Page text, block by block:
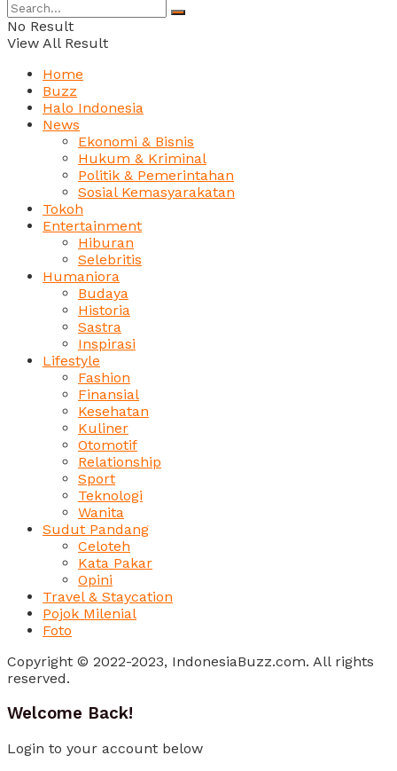
No Result
View All Result
Home
Buzz
Halo Indonesia
News
Ekonomi & Bisnis
Hukum & Kriminal
Politik & Pemerintahan
Sosial Kemasyarakatan
Tokoh
Entertainment
Hiburan
Selebritis
Humaniora
Budaya
Historia
Sastra
Inspirasi
Lifestyle
Fashion
Finansial
Kesehatan
Kuliner
Otomotif
Relationship
Sport
Teknologi
Wanita
Sudut Pandang
Celoteh
Kata Pakar
Opini
Travel & Staycation
Pojok Milenial
Foto
Copyright © 2022-2023, IndonesiaBuzz.com. All rights
reserved.
Welcome Back!
Login to your account below